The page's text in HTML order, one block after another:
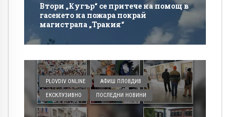
Втори „Кугър“ се притече на помощ в
гасенето на пожара покрай
магистрала „Тракия“
PLOVDIV ONLINE АФИШ ПЛОВДИВ
ЕКСКЛУЗИВНО ПОСЛЕДНИ НОВИНИ